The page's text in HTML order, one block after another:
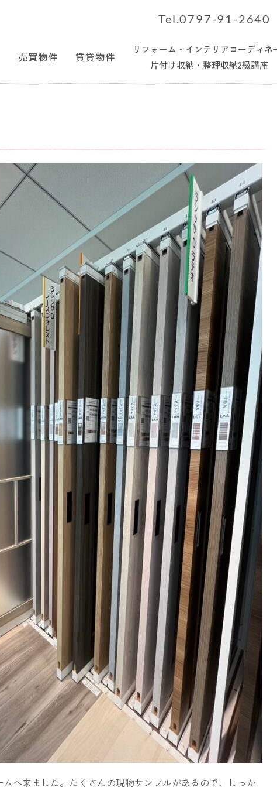
Tel.0797-91-2640
売買物件 賃貸物件
リフォーム・インテリアコーディネ
片付け収納・整理収納2級講座
へ来ました。たくさんの現物サンプルがあるので、しっか